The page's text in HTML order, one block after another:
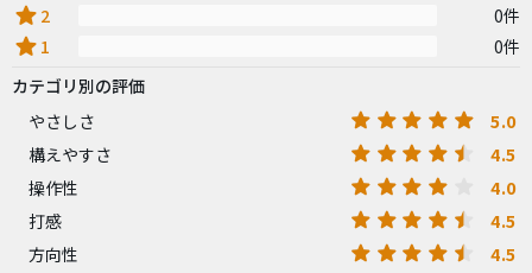
star 2 0件
star 1
0件
カテゴリ別の評価
やさしさ
5.0
構えやすさ 4.5
操作性 4.0
打感 4.5
方向性 4.5